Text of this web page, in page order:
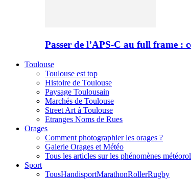
Passer de l’APS-C au full frame :
Toulouse
Toulouse est top
Histoire de Toulouse
Paysage Toulousain
Marchés de Toulouse
Street Art à Toulouse
Etranges Noms de Rues
Orages
Comment photographier les orages ?
Galerie Orages et Météo
Tous les articles sur les phénomènes
Sport
TousHandisportMarathonRollerRugby